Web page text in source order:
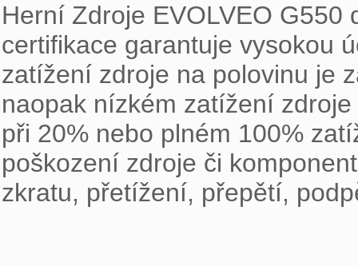
Herní Zdroje EVOLVEO G550
certifikace garantuje vysokou
zatížení zdroje na polovinu je
naopak nízkém zatížení
při 20% nebo plném 100%
poškození zdroje či
zkratu, přetížení, přepětí,